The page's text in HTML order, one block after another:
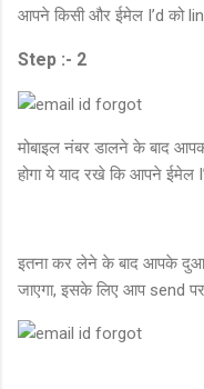
आपने किसी और ईमेल I’d को
Step :- 2
मोबाइल नंबर डालने के बाद
होगा ये याद रखे कि आपने ईमेल
इतना कर लेने के बाद आपके
जाएगा, इसके लिए आप send